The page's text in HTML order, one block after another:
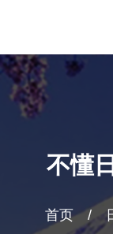
不懂
首页/